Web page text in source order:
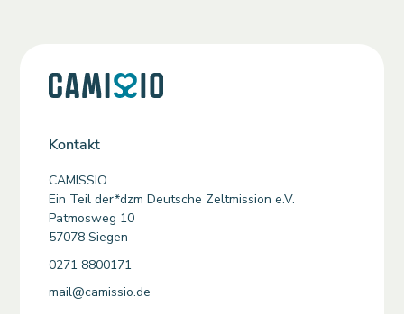
Kontakt
CAMISSIO
Ein Teil der*dzm Deutsche Zeltmission e.V.
Patmosweg 10
57078 Siegen
0271 8800171
mail@camissio.de